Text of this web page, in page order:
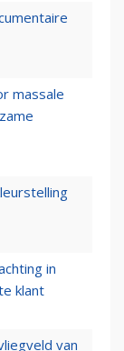
massale
in
klant
van